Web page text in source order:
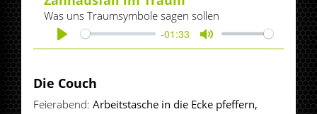
Was uns Traumsymbole sagen sollen
Play
-01:33
Mute
Die Couch
Feierabend:Arbeitstasche in die Ecke pfeffern,